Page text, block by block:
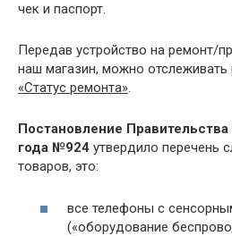
чек и паспорт.
Передав устройство на ремонт/
наш магазин, можно отслеживать
«Статус ремонта».
Постановление
года №924 утвердило перечень
товаров, это:
все телефоны с
(«оборудование